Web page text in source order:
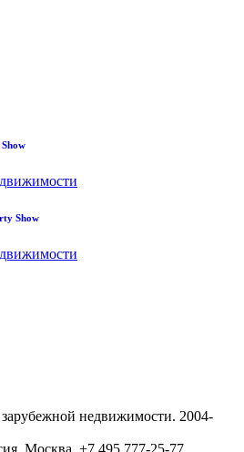
Show
недвижимости. 2004-
Москва, +7 495 777-25-77